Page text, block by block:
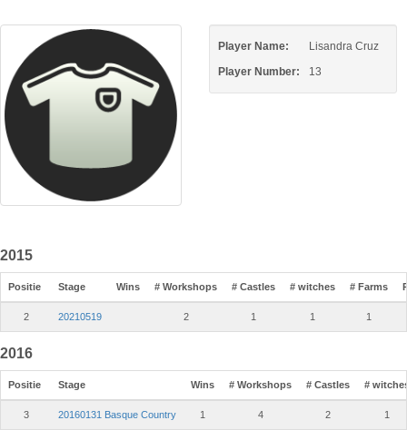
Player Name:
Lisandra Cruz
Player Number:
13
2015
Positie Stage Wins # Workshops # Castles # witches # Farms
2 20210519 2 1 1 1
2016
Positie Stage Wins # Workshops # Castles #
3 20160131 Basque Country 1 4 2 1